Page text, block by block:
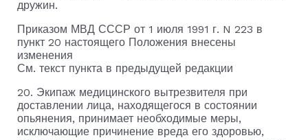
дружин.
Приказом МВД СССР от 1 июля 1991 г. N 223 в
пункт 20 настоящего Положения внесены
изменения
См. текст пункта в предыдущей редакции
20. Экипаж медицинского вытрезвителя при
доставлении лица, находящегося в состоянии
опьянения, принимает необходимые меры,
исключающие причинение вреда его здоровью,